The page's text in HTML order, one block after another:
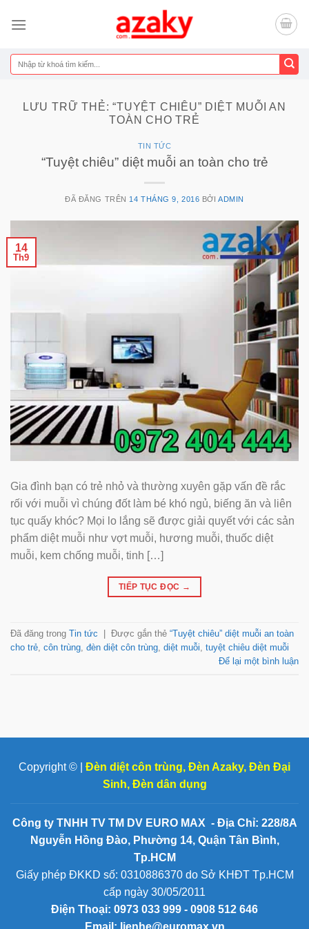
đến
dung
Tìm
kiếm:
LƯU TRỮ THẺ:“TUYỆT CHIÊU” DIỆT MUỖI AN
TOÀN CHO TRẺ
TIN TỨC
“Tuyệt chiêu” diệt muỗi an toàn cho trẻ
ĐÃ ĐĂNG TRÊN 14 THÁNG 9, 2016 BỞIADMIN
14
Th9
Gia đình bạn có trẻ nhỏ và thường xuyên gặp vấn đề rắc
rối với muỗi vì chúng đốt làm bé khó ngủ, biếng ăn và liên
tục quấy khóc? Mọi lo lắng sẽ được giải quyết với các sản
phẩm diệt muỗi như vợt muỗi, hương muỗi, thuốc diệt
muỗi, kem chống muỗi, tinh […]
TIẾP TỤC ĐỌC →
Đã đăng trong Tin tức Được gắn thẻ “Tuyệt chiêu” diệt muỗi an toàn
cho trẻ, côn trùng, đèn diệt côn trùng, diệt muỗi, tuyệt chiêu diệt muỗi
Để lại một bình luận
Copyright © | Đèn diệt côn trùng, Đèn Azaky, Đèn Đại
Sinh, Đèn dân dụng
Công ty TNHH TV TM DV EURO MAX - Địa Chỉ: 228/8A
Nguyễn Hồng Đào, Phường 14, Quận Tân Bình,
Tp.HCM
Giấy phép ĐKKD số: 0310886370 do Sở KHĐT Tp.HCM
cấp ngày 30/05/2011
Điện Thoại: 0973 033 999 - 0908 512 646
Email: lienhe@euromax.vn